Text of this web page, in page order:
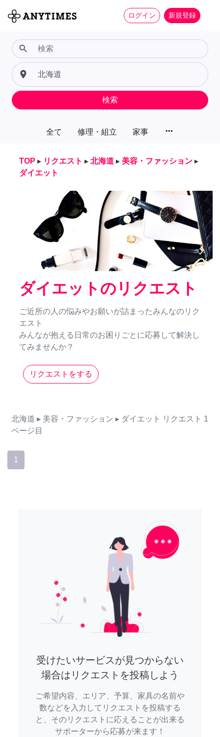
ログイン 新規登録
全て 修理・組立 家事 more_horiz
search
place
検索
TOP ▸ リクエスト ▸ 北海道 ▸ 美容・ファッション ▸
ダイエット
ダイエットのリクエスト
ご近所の人の悩みやお願いが詰まったみんなのリク
エスト
みんなが抱える日常のお困りごとに応募して解決し
てみませんか？
リクエストをする
北海道 ▸ 美容・ファッション ▸ ダイエット リクエスト 1
ページ目
1
受けたいサービスが見つからない
場合はリクエストを投稿しよう
ご希望内容、エリア、予算、家具の名前や
数などを入力してリクエストを投稿する
と、そのリクエストに応えることが出来る
サポーターから応募が来ます！